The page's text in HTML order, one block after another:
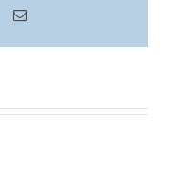
WhatsApp
Correo